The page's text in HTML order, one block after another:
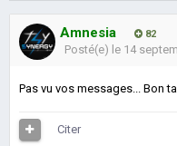
Amnesia 82
Posté(e) le 14
Pas vu vos messages... Bon
Citer